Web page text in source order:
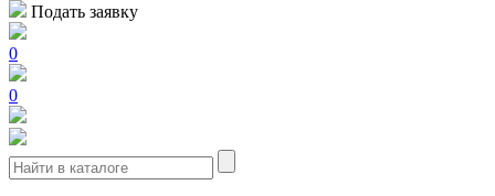
Подать заявку
0
0